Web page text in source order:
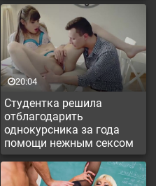
Студентка решила
отблагодарить
однокурсника за года
помощи нежным сексом
20:04